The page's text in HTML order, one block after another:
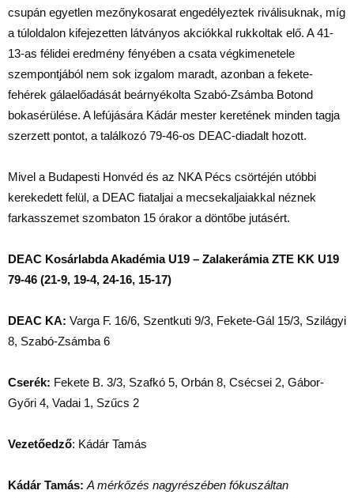
csupán egyetlen mezőnykosarat engedélyeztek riválisuknak, míg
a túloldalon kifejezetten látványos akciókkal rukkoltak elő. A 41-
13-as félidei eredmény fényében a csata végkimenetele
szempontjából nem sok izgalom maradt, azonban a fekete-
fehérek gálaelőadását beárnyékolta Szabó-Zsámba Botond
bokasérülése. A lefújására Kádár mester keretének minden tagja
szerzett pontot, a találkozó 79-46-os DEAC-diadalt hozott.
Mivel a Budapesti Honvéd és az NKA Pécs csörtéjén utóbbi
kerekedett felül, a DEAC fiataljai a mecsekaljaiakkal néznek
farkasszemet szombaton 15 órakor a döntőbe jutásért.
DEAC Kosárlabda Akadémia U19 – Zalakerámia ZTE KK U19
79-46 (21-9, 19-4, 24-16, 15-17)
DEAC KA: Varga F. 16/6, Szentkuti 9/3, Fekete-Gál 15/3, Szilágyi
8, Szabó-Zsámba 6
Cserék: Fekete B. 3/3, Szafkó 5, Orbán 8, Csécsei 2, Gábor-
Győri 4, Vadai 1, Szűcs 2
Vezetőedző: Kádár Tamás
Kádár Tamás: A mérkőzés nagyrészében fókuszáltan